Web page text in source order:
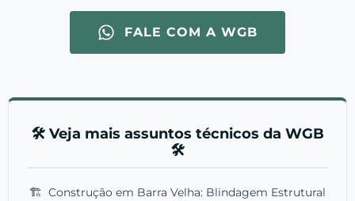
FALE COM A WGB
🛠️ Veja mais assuntos técnicos da WGB
🛠️
🏗️ Construção em Barra Velha: Blindagem Estrutural